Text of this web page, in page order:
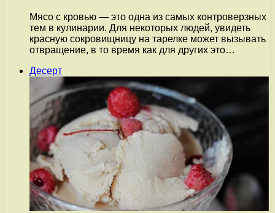
Мясо с кровью — это одна из самых контроверзных
тем в кулинарии. Для некоторых людей, увидеть
красную сокровищницу на тарелке может вызывать
отвращение, в то время как для других это…
Десерт